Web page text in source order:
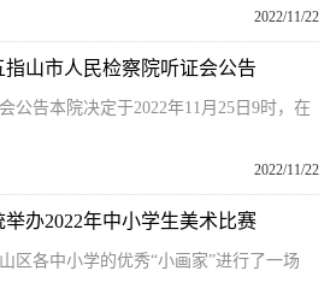
2022/11/22
山市人民检察院听证会公告
公告本院决定于2022年11月25日9时，在
2022/11/22
办2022年中小学生美术比赛
区各中小学的优秀“小画家”进行了一场